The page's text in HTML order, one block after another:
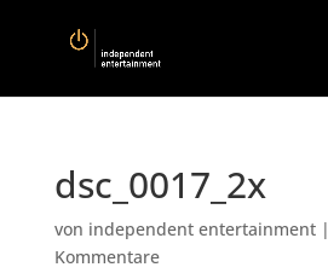
dsc_0017_2x
von independent entertainment|
Kommentare